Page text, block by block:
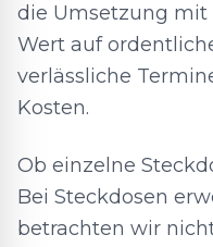
die Umsetzung mit
Wert auf
verlässliche
Kosten.
Ob einzelne
Bei Steckdosen
betrachten wir